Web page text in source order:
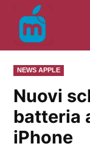
contenuto
PUBBLICATO
IN
NEWS APPLE
Nuovi
batteria
iPhone